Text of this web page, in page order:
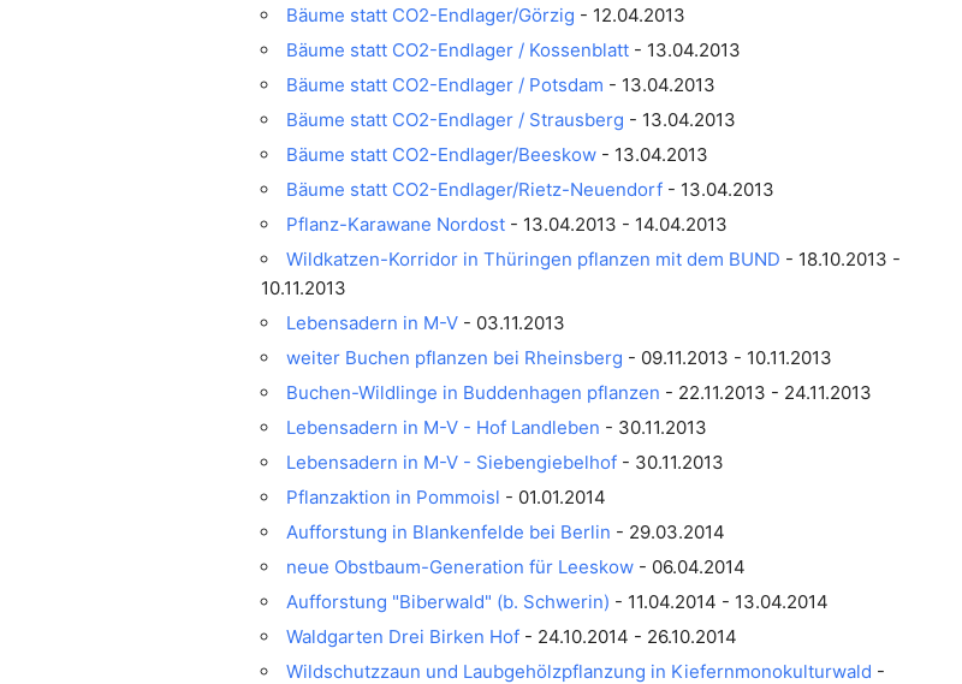
Bäume statt CO2-Endlager/Görzig - 12.04.2013
Bäume statt CO2-Endlager / Kossenblatt - 13.04.2013
Bäume statt CO2-Endlager / Potsdam - 13.04.2013
Bäume statt CO2-Endlager / Strausberg - 13.04.2013
Bäume statt CO2-Endlager/Beeskow - 13.04.2013
Bäume statt CO2-Endlager/Rietz-Neuendorf - 13.04.2013
Pflanz-Karawane Nordost - 13.04.2013 - 14.04.2013
Wildkatzen-Korridor in Thüringen pflanzen mit dem BUND - 18.10.2013 -
10.11.2013
Lebensadern in M-V - 03.11.2013
weiter Buchen pflanzen bei Rheinsberg - 09.11.2013 - 10.11.2013
Buchen-Wildlinge in Buddenhagen pflanzen - 22.11.2013 - 24.11.2013
Lebensadern in M-V - Hof Landleben - 30.11.2013
Lebensadern in M-V - Siebengiebelhof - 30.11.2013
Pflanzaktion in Pommoisl - 01.01.2014
Aufforstung in Blankenfelde bei Berlin - 29.03.2014
neue Obstbaum-Generation für Leeskow - 06.04.2014
Aufforstung "Biberwald" (b. Schwerin) - 11.04.2014 - 13.04.2014
Waldgarten Drei Birken Hof - 24.10.2014 - 26.10.2014
Wildschutzzaun und Laubgehölzpflanzung in Kiefernmonokulturwald -